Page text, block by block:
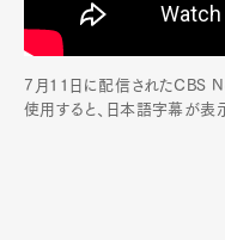
7月11日に配信されたCBS
使用すると、日本語字幕が表